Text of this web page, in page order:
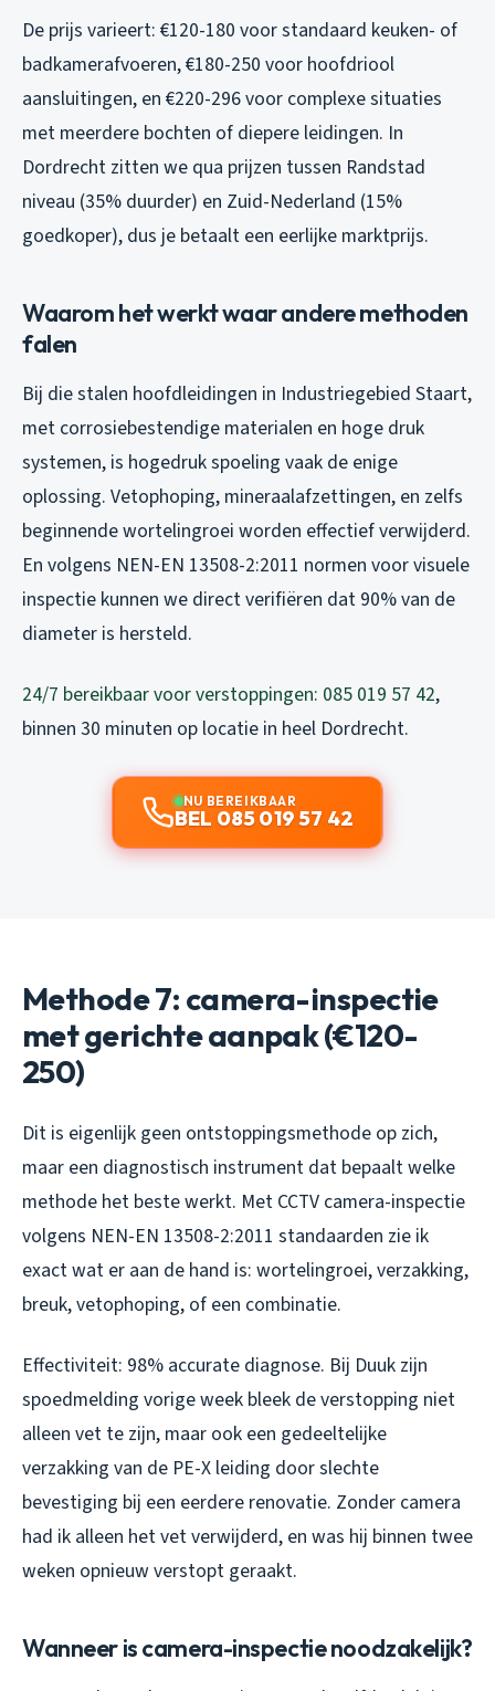
De prijs varieert: €120-180 voor standaard keuken- of
badkamerafvoeren, €180-250 voor hoofdriool
aansluitingen, en €220-296 voor complexe situaties
met meerdere bochten of diepere leidingen. In
Dordrecht zitten we qua prijzen tussen Randstad
niveau (35% duurder) en Zuid-Nederland (15%
goedkoper), dus je betaalt een eerlijke marktprijs.
Waarom het werkt waar andere methoden
falen
Bij die stalen hoofdleidingen in Industriegebied Staart,
met corrosiebestendige materialen en hoge druk
systemen, is hogedruk spoeling vaak de enige
oplossing. Vetophoping, mineraalafzettingen, en zelfs
beginnende wortelingroei worden effectief verwijderd.
En volgens NEN-EN 13508-2:2011 normen voor visuele
inspectie kunnen we direct verifiëren dat 90% van de
diameter is hersteld.
24/7 bereikbaar voor verstoppingen: 085 019 57 42,
binnen 30 minuten op locatie in heel Dordrecht.
NU BEREIKBAAR
BEL 085 019 57 42
Methode 7: camera-inspectie
met gerichte aanpak (€120-
250)
Dit is eigenlijk geen ontstoppingsmethode op zich,
maar een diagnostisch instrument dat bepaalt welke
methode het beste werkt. Met CCTV camera-inspectie
volgens NEN-EN 13508-2:2011 standaarden zie ik
exact wat er aan de hand is: wortelingroei, verzakking,
breuk, vetophoping, of een combinatie.
Effectiviteit: 98% accurate diagnose. Bij Duuk zijn
spoedmelding vorige week bleek de verstopping niet
alleen vet te zijn, maar ook een gedeeltelijke
verzakking van de PE-X leiding door slechte
bevestiging bij een eerdere renovatie. Zonder camera
had ik alleen het vet verwijderd, en was hij binnen twee
weken opnieuw verstopt geraakt.
Wanneer is camera-inspectie noodzakelijk?